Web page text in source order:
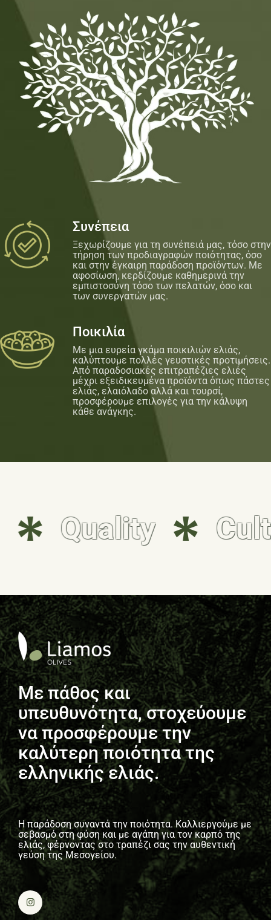
Συνέπεια
Ξεχωρίζουμε για τη συνέπειά μας, τόσο στην
τήρηση των προδιαγραφών ποιότητας, όσο
και στην έγκαιρη παράδοση προϊόντων. Με
αφοσίωση, κερδίζουμε καθημερινά την
εμπιστοσύνη τόσο των πελατών, όσο και
των συνεργατών μας.
Ποικιλία
Με μια ευρεία γκάμα ποικιλιών ελιάς,
καλύπτουμε πολλές γευστικές προτιμήσεις.
Από παραδοσιακές επιτραπέζιες ελιές
μέχρι εξειδικευμένα προϊόντα όπως πάστες
ελιάς, ελαιόλαδο αλλά και τουρσί,
προσφέρουμε επιλογές για την κάλυψη
κάθε ανάγκης.
Quality
Με πάθος και
υπευθυνότητα, στοχεύουμε
να προσφέρουμε την
καλύτερη ποιότητα της
ελληνικής ελιάς.
Η παράδοση συναντά την ποιότητα. Καλλιεργούμε με
σεβασμό στη φύση και με αγάπη για τον καρπό της
ελιάς, φέρνοντας στο τραπέζι σας την αυθεντική
γεύση της Μεσογείου.